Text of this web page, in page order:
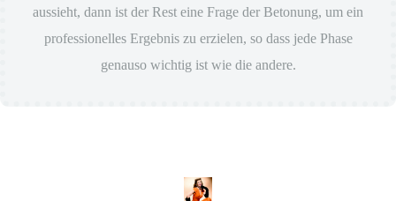
aussieht, dann ist der Rest eine Frage der Betonung, um ein
professionelles Ergebnis zu erzielen, so dass jede Phase
genauso wichtig ist wie die andere.